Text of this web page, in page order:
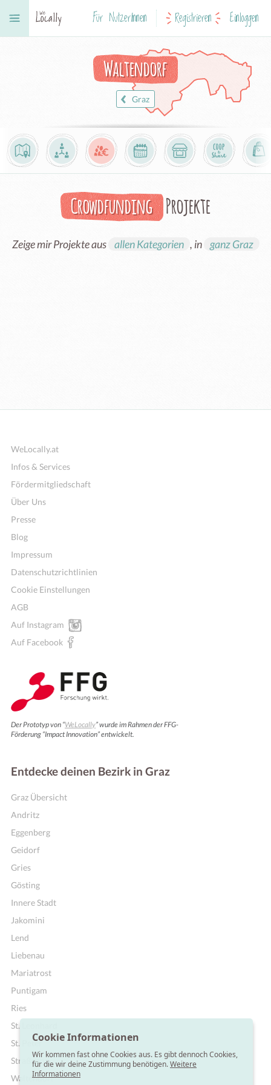
Für NutzerInnen Registrieren Einloggen
Waltendorf
Graz
Crowdfunding Projekte
Zeige mir Projekte aus allen Kategorien , in ganz Graz
WeLocally.at
Infos & Services
Fördermitgliedschaft
Über Uns
Presse
Blog
Impressum
Datenschutzrichtlinien
Cookie Einstellungen
AGB
Auf Instagram
Auf Facebook
Der Prototyp von “WeLocally” wurde im Rahmen der FFG-
Förderung “Impact Innovation” entwickelt.
Entdecke deinen Bezirk in Graz
Graz Übersicht
Andritz
Eggenberg
Geidorf
Gries
Gösting
Innere Stadt
Jakomini
Lend
Liebenau
Mariatrost
Puntigam
Ries
St. Leonhard
St. Peter
Straßgang
Waltendorf
Cookie Informationen
Wir kommen fast ohne Cookies aus. Es gibt dennoch Cookies,
für die wir deine Zustimmung benötigen.Weitere
Informationen